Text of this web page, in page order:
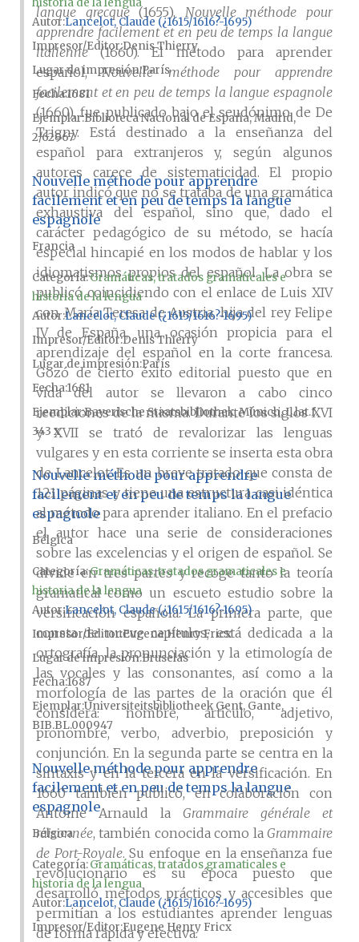
langue grecque(1655), Nouvelle méthode pour
apprendre facilement et en peu de temps la langue
italienne(1660). El método para aprender
español,Nouvelle méthode pour apprendre
facilement et en peu de temps la langue espagnole
(1660), fue publicado bajo el seudónimo de De
Trigny. Está destinado a la enseñanza del
español para extranjeros y, según algunos
autores carece de sistematicidad. El propio
autor indicó que no se trataba de una gramática
exhaustiva del español, sino que, dado el
carácter pedagógico de su método, se hacía
especial hincapié en los modos de hablar y los
idiomatismos propios del español. La obra se
publicó coincidiendo con el enlace de Luis XIV
con María Teresa de Austria, hija del rey Felipe
IV de España, una ocasión propicia para el
aprendizaje del español en la corte francesa.
Gozó de cierto éxito editorial puesto que en
vida del autor se llevaron a cabo cinco
reediciones de la misma. Durante los siglos XVI
y XVII se trató de revalorizar las lenguas
vulgares y en esta corriente se inserta esta obra
de Lancelot. Es un breve tratado que consta de
121 páginas y tiene una estructura casi idéntica
al método para aprender italiano. En el prefacio
el autor hace una serie de consideraciones
sobre las excelencias y el origen de español. Se
divide en tres partes y recoge tanto la teoría
gramatical como un escueto estudio sobre la
versificación española. La primera parte, que
consta de nueve capítulos, está dedicada a la
ortografía, la pronunciación y la etimología de
las vocales y las consonantes, así como a la
morfología de las partes de la oración que él
considera: nombre, artículo, adjetivo,
pronombre, verbo, adverbio, preposición y
conjunción. En la segunda parte se centra en la
sintaxis y en la tercera en la versificación. En
1660 también publicó, en colaboración con
Antoine Arnauld la Grammaire générale et
raisonnée, también conocida como la Grammaire
de Port-Royale. Su enfoque en la enseñanza fue
revolucionario es su época puesto que
desarrolló métodos prácticos y accesibles que
permitían a los estudiantes aprender lenguas
de forma rápida y efectiva.
historia de la lengua
Autor Lancelot, Claude (¿1615/1616?-1695)
Impresor/EditorDenis Thierry
Lugar de impresiónParís
Fecha1681
EjemplarBiblioteca Nacional de España, Madrid,
2/62967
Nouvelle méthode pour apprendre
facilement et en peu de temps la langue
espagnole
Francia
Categoría:Gramáticas, tratados gramaticales e
historia de la lengua
Autor Lancelot, Claude (¿1615/1616?-1695)
Impresor/EditorDenis Thierry
Lugar de impresiónParís
Fecha1681
EjemplarBayerische Staatsbibliothek, Múnich, L.lat.f.
343 x
Nouvelle méthode pour apprendre
facilement et en peu de temps la langue
espagnole
Bélgica
Categoría:Gramáticas, tratados gramaticales e
historia de la lengua
Autor Lancelot, Claude (¿1615/1616?-1695)
Impresor/EditorEugene Henry Fricx
Lugar de impresiónBruselas
Fecha1687
Ejemplar Universiteitsbibliotheek Gent, Gante,
BIB.BL.000947
Nouvelle méthode pour apprendre
facilement et en peu de temps la langue
espagnole
Bélgica
Categoría:Gramáticas, tratados gramaticales e
historia de la lengua
Autor Lancelot, Claude (¿1615/1616?-1695)
Impresor/Editor Eugene Henry Fricx